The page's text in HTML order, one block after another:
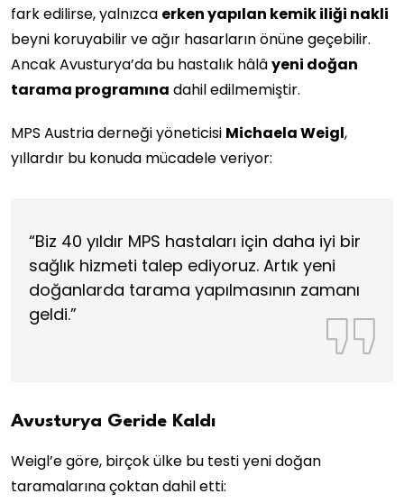
fark edilirse, yalnızca erken yapılan kemik iliği nakli
beyni koruyabilir ve ağır hasarların önüne geçebilir.
Ancak Avusturya’da bu hastalık hâlâyeni doğan
tarama programına dahil edilmemiştir.
MPS Austria derneği yöneticisi Michaela Weigl,
yıllardır bu konuda mücadele veriyor:
“Biz 40 yıldır MPS hastaları için daha iyi bir
sağlık hizmeti talep ediyoruz. Artık yeni
doğanlarda tarama yapılmasının zamanı
geldi.”
Avusturya Geride Kaldı
Weigl’e göre, birçok ülke bu testi yeni doğan
taramalarına çoktan dahil etti: